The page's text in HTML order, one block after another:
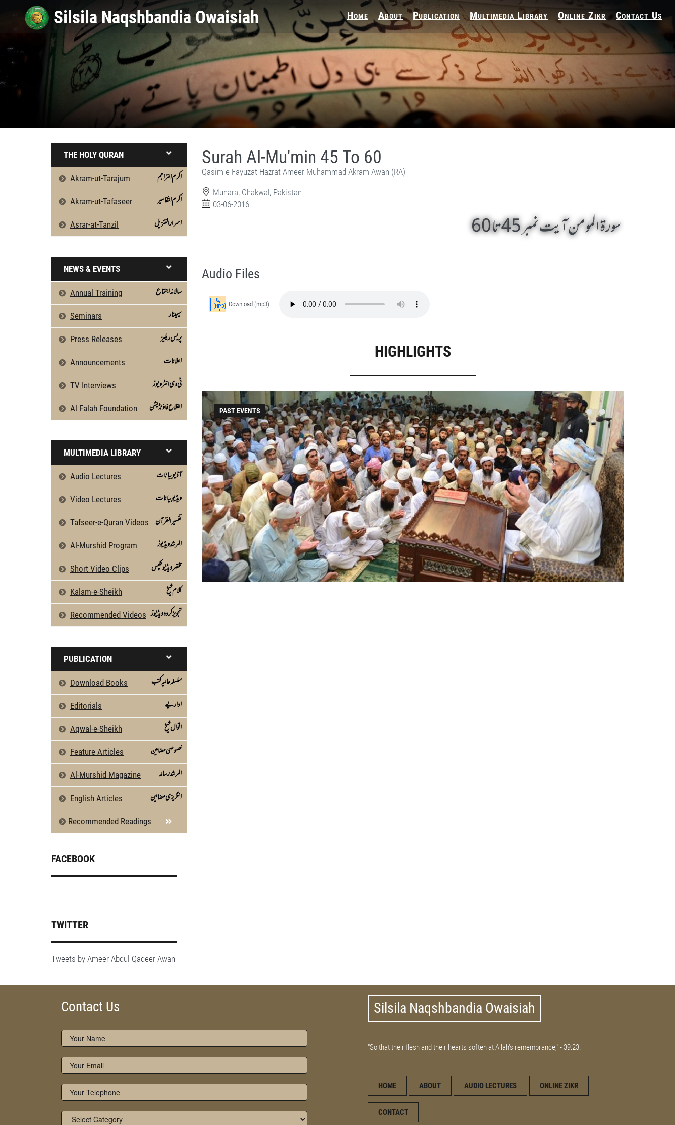
Home About Publication Multimedia Library Online Zikr Contact Us
THE HOLY QURAN
Akram-ut-Tarajum اکرم التراجم
Akram-ut-Tafaseer اَکرم التّفاسیر
Asrar-at-Tanzil اسرارالتنزیل
NEWS & EVENTS
Annual Training سالانہ اجتماع
Seminars سیمینار
Press Releases پریس ریلیز
Announcements اعلانات
TV Interviews ٹی وی انٹرویوز
Al Falah Foundation الفلاح فاؤنڈیشن
MULTIMEDIA LIBRARY
Audio Lectures آڈیو بیانات
Video Lectures ویڈیو بیانات
Tafseer-e-Quran Videos تفسیرالقرآن
Al-Murshid Program المرشد ویڈیوز
Short Video Clips مختصر ویڈیو کلپس
Kalam-e-Sheikh كلام شیخ
Recommended Videos تجویز کردہ ویڈیوز
PUBLICATION
Download Books سلسلہ عالیہ کتب
Editorials اداریے
Aqwal-e-Sheikh اقوال شیخ
Feature Articles خصوصی مضامین
Al-Murshid Magazine المرشد رسالہ
English Articles انگریزی مضامین
Recommended Readings
FACEBOOK
TWITTER
Tweets by Ameer Abdul Qadeer Awan
Surah Al-Mu'min 45 To 60
Qasim-e-Fayuzat Hazrat Ameer Muhammad Akram Awan (RA)
Munara, Chakwal, Pakistan
03-06-2016
سورۃ المومن آیت نمبر 45 تا 60
Audio Files
Download (mp3)
HIGHLIGHTS
PAST EVENTS
Contact Us Silsila Naqshbandia Owaisiah
"So that their flesh and their hearts soften at Allah's remembrance," - 39:23.
HOME ABOUT AUDIO LECTURES ONLINE ZIKR
CONTACT